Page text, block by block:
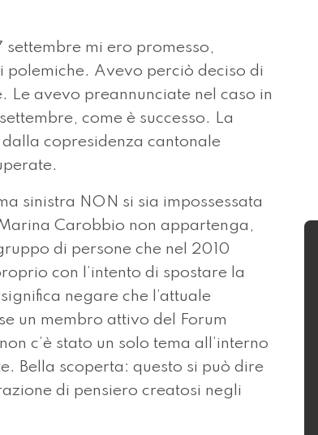
settembre mi ero promesso,
polemiche. Avevo perciò deciso di
avevo preannunciate nel caso in
come è successo. La
copresidenza cantonale
sinistra NON si sia impossessata
Carobbio non appartenga,
di persone che nel 2010
con l’intento di spostare la
negare che l’attuale
un membro attivo del Forum
c’è stato un solo tema all’interno
Bella scoperta: questo si può dire
di pensiero creatosi negli